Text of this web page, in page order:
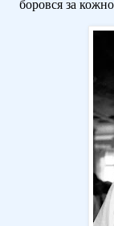
боровся за